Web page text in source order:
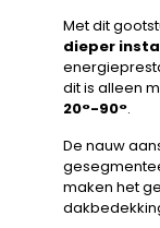
Met dit
dieper
dit is alleen
20°-90°.
De nauw
maken het